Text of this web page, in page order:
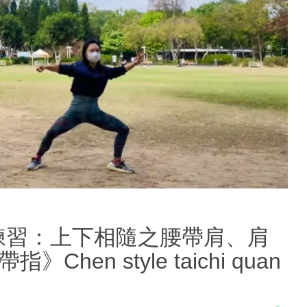
：上下相隨之腰帶肩、肩
指》Chen style taichi quan